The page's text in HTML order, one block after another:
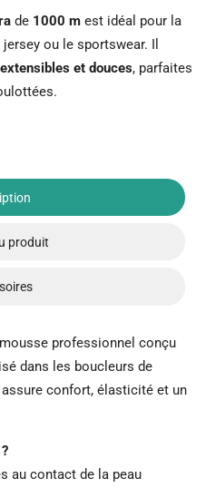
de 1000 m est idéal pour la
ou le sportswear. Il
et douces, parfaites
produit
professionnel conçu
dans les boucleurs de
confort, élasticité et un
au contact de la peau